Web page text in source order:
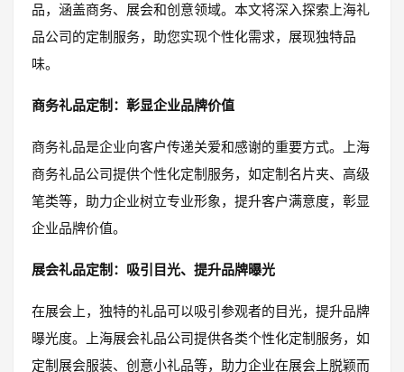
品，涵盖商务、展会和创意领域。本文将深入探索上海礼
品公司的定制服务，助您实现个性化需求，展现独特品
味。
商务礼品定制：彰显企业品牌价值
商务礼品是企业向客户传递关爱和感谢的重要方式。上海
商务礼品公司提供个性化定制服务，如定制名片夹、高级
笔类等，助力企业树立专业形象，提升客户满意度，彰显
企业品牌价值。
展会礼品定制：吸引目光、提升品牌曝光
在展会上，独特的礼品可以吸引参观者的目光，提升品牌
曝光度。上海展会礼品公司提供各类个性化定制服务，如
定制展会服装、创意小礼品等，助力企业在展会上脱颖而